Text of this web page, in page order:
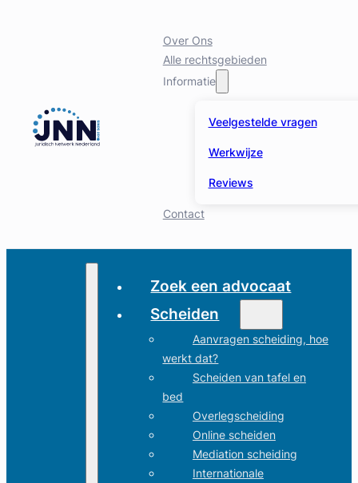
Over Ons
Alle rechtsgebieden
Informatie
Veelgestelde vragen
Werkwijze
Reviews
Contact
Zoek een advocaat
Scheiden
Aanvragen scheiding, hoe
werkt dat?
Scheiden van tafel en
bed
Overlegscheiding
Online scheiden
Mediation scheiding
Internationale